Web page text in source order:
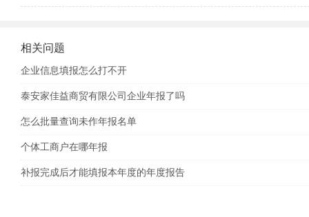
相关问题
企业信息填报怎么打不开
泰安家佳益商贸有限公司企业年报了吗
怎么批量查询未作年报名单
个体工商户在哪年报
补报完成后才能填报本年度的年度报告